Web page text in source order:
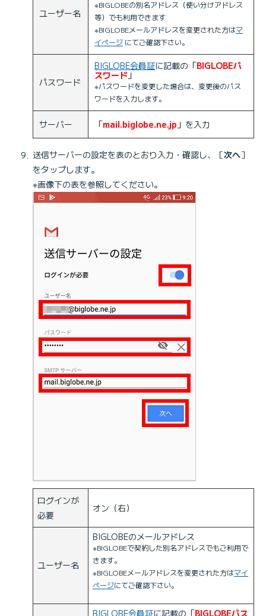
ユーザー名
※BIGLOBEの別名アドレス（使い分けアドレス
等）でも利用できます
※BIGLOBEメールアドレスを変更された方はマ
イページ にてご確認下さい。
パスワード
BIGLOBE会員証に記載の「BIGLOBEパ
スワード 」
※パスワードを変更した場合は、変更後のパス
ワードを入力します。
サーバー 「mail.biglobe.ne.jp 」を入力
送信サーバーの設定を表のとおり入力・確認し、［次へ］
をタップします。
※画像下の表を参照してください。
ログインが
必要
オン（右）
ユーザー名
BIGLOBEのメールアドレス
※BIGLOBEで契約した別名アドレスでもご利用で
きます。
※BIGLOBEメールアドレスを変更された方はマイ
ページにてご確認下さい。
BIGLOBE会員証に記載の「BIGLOBEパス